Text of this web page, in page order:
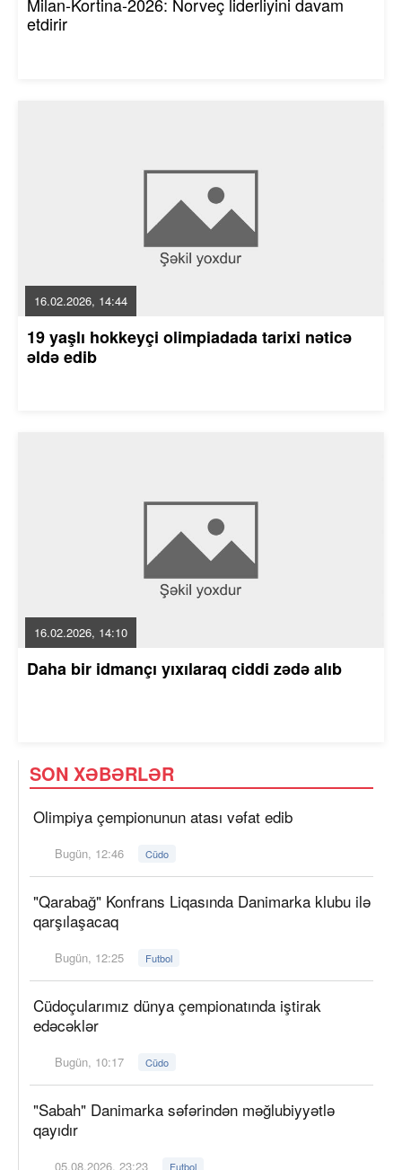
etdirir
16.02.2026, 14:44
19 yaşlı hokkeyçi olimpiadada tarixi nəticə
əldə edib
16.02.2026, 14:10
Daha bir idmançı yıxılaraq ciddi zədə alıb
SON XƏBƏRLƏR
Olimpiya çempionunun atası vəfat edib
Bugün, 12:46 Cüdo
"Qarabağ" Konfrans Liqasında Danimarka klubu ilə
qarşılaşacaq
Bugün, 12:25 Futbol
Cüdoçularımız dünya çempionatında iştirak
edəcəklər
Bugün, 10:17 Cüdo
"Sabah" Danimarka səfərindən məğlubiyyətlə
qayıdır
05.08.2026, 23:23 Futbol